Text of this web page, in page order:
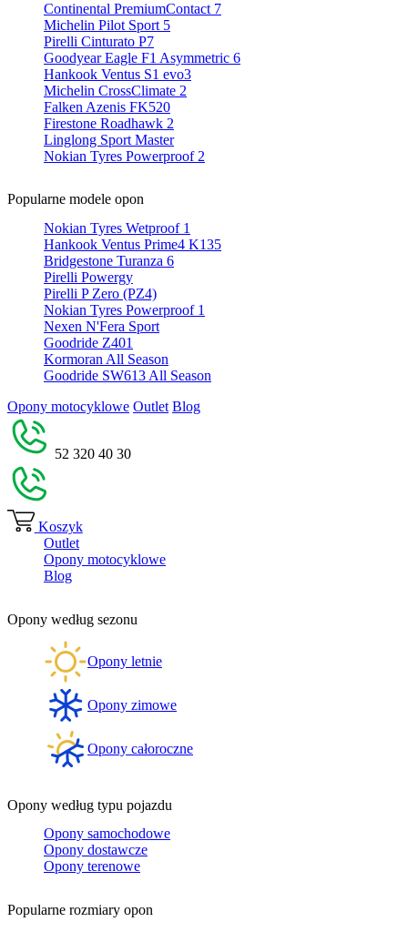
Continental PremiumContact 7
Michelin Pilot Sport 5
Pirelli Cinturato P7
Goodyear Eagle F1 Asymmetric 6
Hankook Ventus S1 evo3
Michelin CrossClimate 2
Falken Azenis FK520
Firestone Roadhawk 2
Linglong Sport Master
Nokian Tyres Powerproof 2
Popularne modele opon
Nokian Tyres Wetproof 1
Hankook Ventus Prime4 K135
Bridgestone Turanza 6
Pirelli Powergy
Pirelli P Zero (PZ4)
Nokian Tyres Powerproof 1
Nexen N'Fera Sport
Goodride Z401
Kormoran All Season
Goodride SW613 All Season
Opony motocyklowe Outlet Blog
52 320 40 30
Koszyk
Outlet
Opony motocyklowe
Blog
Opony według sezonu
Opony letnie
Opony zimowe
Opony całoroczne
Opony według typu pojazdu
Opony samochodowe
Opony dostawcze
Opony terenowe
Popularne rozmiary opon